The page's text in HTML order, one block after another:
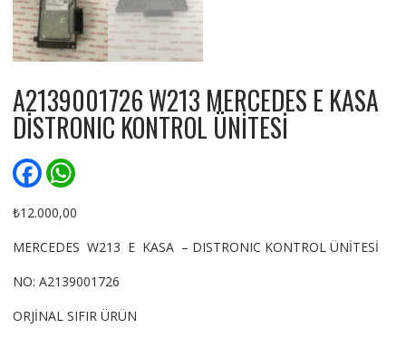
A2139001726 W213 MERCEDES E KASA
DİSTRONIC KONTROL ÜNİTESİ
F
a
e
o
W
h
t
p
₺12.000,00
MERCEDES W213 E KASA – DISTRONIC KONTROL ÜNİTESİ
NO: A2139001726
ORJİNAL SIFIR ÜRÜN